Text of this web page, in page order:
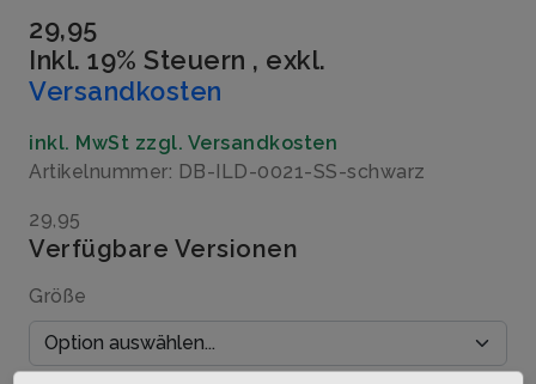
29,95
Inkl. 19% Steuern , exkl.
Versandkosten
inkl. MwSt zzgl. Versandkosten
Artikelnummer: DB-ILD-0021-SS-schwarz
29,95
Verfügbare Versionen
Größe